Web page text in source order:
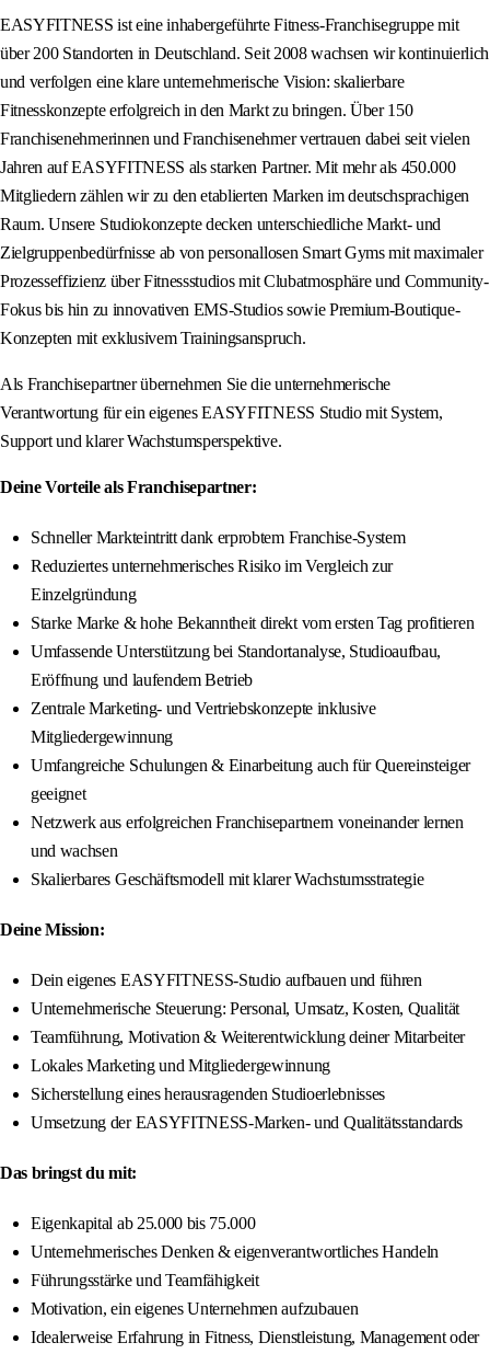
EASYFITNESS ist eine inhabergeführte Fitness-Franchisegruppe mit
über 200 Standorten in Deutschland. Seit 2008 wachsen wir kontinuierlich
und verfolgen eine klare unternehmerische Vision: skalierbare
Fitnesskonzepte erfolgreich in den Markt zu bringen. Über 150
Franchisenehmerinnen und Franchisenehmer vertrauen dabei seit vielen
Jahren auf EASYFITNESS als starken Partner. Mit mehr als 450.000
Mitgliedern zählen wir zu den etablierten Marken im deutschsprachigen
Raum. Unsere Studiokonzepte decken unterschiedliche Markt- und
Zielgruppenbedürfnisse ab von personallosen Smart Gyms mit maximaler
Prozesseffizienz über Fitnessstudios mit Clubatmosphäre und Community-
Fokus bis hin zu innovativen EMS-Studios sowie Premium-Boutique-
Konzepten mit exklusivem Trainingsanspruch.
Als Franchisepartner übernehmen Sie die unternehmerische
Verantwortung für ein eigenes EASYFITNESS Studio mit System,
Support und klarer Wachstumsperspektive.
Deine Vorteile als Franchisepartner:
Schneller Markteintritt dank erprobtem Franchise-System
Reduziertes unternehmerisches Risiko im Vergleich zur
Einzelgründung
Starke Marke & hohe Bekanntheit direkt vom ersten Tag profitieren
Umfassende Unterstützung bei Standortanalyse, Studioaufbau,
Eröffnung und laufendem Betrieb
Zentrale Marketing- und Vertriebskonzepte inklusive
Mitgliedergewinnung
Umfangreiche Schulungen & Einarbeitung auch für Quereinsteiger
geeignet
Netzwerk aus erfolgreichen Franchisepartnern voneinander lernen
und wachsen
Skalierbares Geschäftsmodell mit klarer Wachstumsstrategie
Deine Mission:
Dein eigenes EASYFITNESS-Studio aufbauen und führen
Unternehmerische Steuerung: Personal, Umsatz, Kosten, Qualität
Teamführung, Motivation & Weiterentwicklung deiner Mitarbeiter
Lokales Marketing und Mitgliedergewinnung
Sicherstellung eines herausragenden Studioerlebnisses
Umsetzung der EASYFITNESS-Marken- und Qualitätsstandards
Das bringst du mit:
Eigenkapital ab 25.000 bis 75.000
Unternehmerisches Denken & eigenverantwortliches Handeln
Führungsstärke und Teamfähigkeit
Motivation, ein eigenes Unternehmen aufzubauen
Idealerweise Erfahrung in Fitness, Dienstleistung, Management oder